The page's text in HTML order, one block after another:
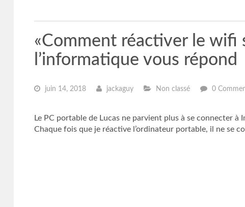
«Comment réactiver le wifi
l’informatique vous répond
juin 14, 2018 jackaguy Non classé 0
Le PC portable de Lucas ne parvient plus à se connecter
Chaque fois que je réactive l’ordinateur portable, il ne se